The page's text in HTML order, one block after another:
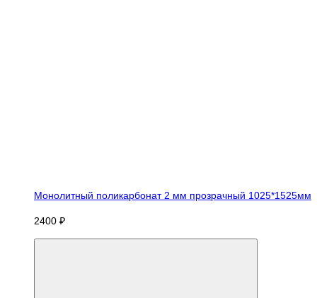
Монолитный поликарбонат 2 мм прозрачный 1025*1525мм
2400 ₽